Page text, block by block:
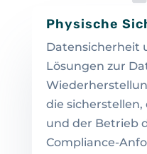
Physische
Datensicherheit
Lösungen zur
die
und der Betrieb
Compliance-